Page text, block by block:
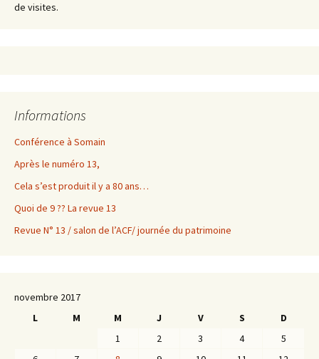
de visites.
Informations
Conférence à Somain
Après le numéro 13,
Cela s’est produit il y a 80 ans…
Quoi de 9 ?? La revue 13
Revue N° 13 / salon de l’ACF/ journée du patrimoine
novembre 2017
L
M M J V S
D
1
2 3 4
5